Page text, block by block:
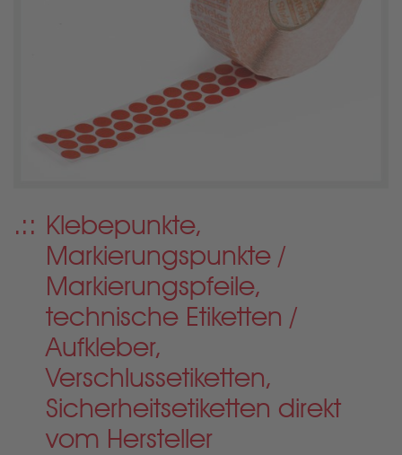
Klebepunkte,
Markierungspunkte /
Markierungspfeile,
technische Etiketten /
Aufkleber,
Verschlussetiketten,
Sicherheitsetiketten direkt
vom Hersteller